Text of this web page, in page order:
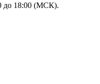
до 18:00 (МСК).